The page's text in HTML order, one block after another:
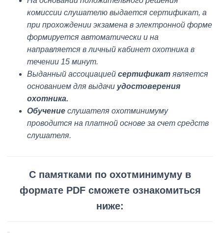
комиссии слушателю выдается сертификат, а
при прохождении экзамена в электронной форме
формируется автоматически и на
направляется в личный кабинет охотника в
течении 15 минут.
Выданный ассоциацией сертификат является
основанием для выдачи удостоверения
охотника.
Обучение слушателя охотминимуму
проводится на платной основе за счет средств
слушателя.
С памятками по охотминимуму в
формате PDF сможете ознакомиться
ниже: